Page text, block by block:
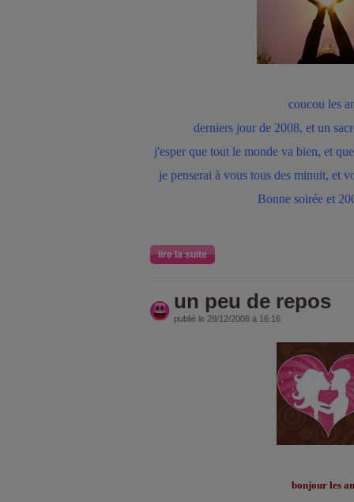
coucou les
derniers jour de 2008, et un
j'esper que tout le monde va bien, et
je penserai à vous tous des minuit, et
Bonne soirée et
lire la suite
un peu de repos
publié le 28/12/2008 à 16:16
bonjour les